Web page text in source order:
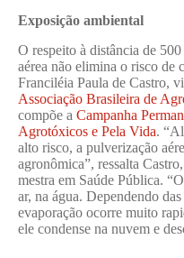
Exposição ambiental
O respeito à distância de
aérea não elimina o risco de
Franciléia Paula de Castro,
Associação Brasileira de
compõe a Campanha
Agrotóxicos e Pela Vida.
alto risco, a pulverização
agronômica”, ressalta
mestra em Saúde Pública.
ar, na água. Dependendo
evaporação ocorre muito
ele condense na nuvem e